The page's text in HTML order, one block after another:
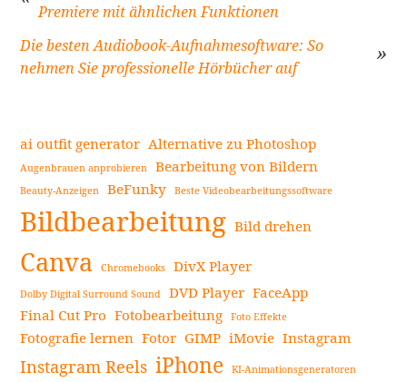
Beitragsnavigation
Premiere mit ähnlichen Funktionen
Die besten Audiobook-Aufnahmesoftware: So
nehmen Sie professionelle Hörbücher auf
Seitenleiste
ai outfit generator Alternative zu Photoshop
Augenbrauen anprobieren Bearbeitung von Bildern
Beauty-Anzeigen BeFunky Beste Videobearbeitungssoftware
Bildbearbeitung Bild drehen
Canva Chromebooks DivX Player
Dolby Digital Surround Sound DVD Player FaceApp
Final Cut Pro Fotobearbeitung Foto Effekte
Fotografie lernen Fotor GIMP iMovie Instagram
Instagram Reels iPhone KI-Animationsgeneratoren